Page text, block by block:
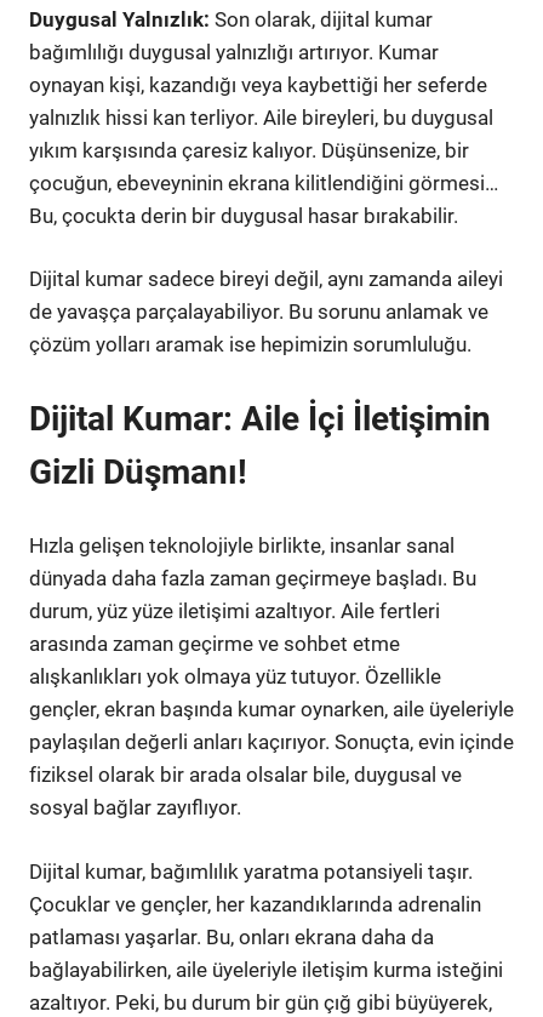
Duygusal Yalnızlık: Son olarak, dijital kumar
bağımlılığı duygusal yalnızlığı artırıyor. Kumar
oynayan kişi, kazandığı veya kaybettiği her seferde
yalnızlık hissi kan terliyor. Aile bireyleri, bu duygusal
yıkım karşısında çaresiz kalıyor. Düşünsenize, bir
çocuğun, ebeveyninin ekrana kilitlendiğini görmesi…
Bu, çocukta derin bir duygusal hasar bırakabilir.
Dijital kumar sadece bireyi değil, aynı zamanda aileyi
de yavaşça parçalayabiliyor. Bu sorunu anlamak ve
çözüm yolları aramak ise hepimizin sorumluluğu.
Dijital Kumar: Aile İçi İletişimin
Gizli Düşmanı!
Hızla gelişen teknolojiyle birlikte, insanlar sanal
dünyada daha fazla zaman geçirmeye başladı. Bu
durum, yüz yüze iletişimi azaltıyor. Aile fertleri
arasında zaman geçirme ve sohbet etme
alışkanlıkları yok olmaya yüz tutuyor. Özellikle
gençler, ekran başında kumar oynarken, aile üyeleriyle
paylaşılan değerli anları kaçırıyor. Sonuçta, evin içinde
fiziksel olarak bir arada olsalar bile, duygusal ve
sosyal bağlar zayıflıyor.
Dijital kumar, bağımlılık yaratma potansiyeli taşır.
Çocuklar ve gençler, her kazandıklarında adrenalin
patlaması yaşarlar. Bu, onları ekrana daha da
bağlayabilirken, aile üyeleriyle iletişim kurma isteğini
azaltıyor. Peki, bu durum bir gün çığ gibi büyüyerek,